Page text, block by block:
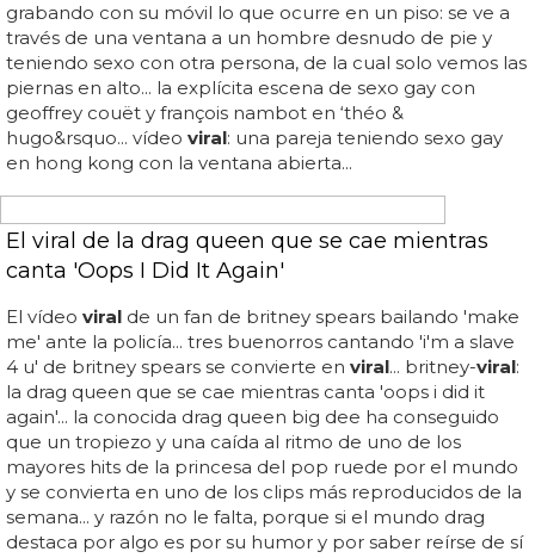
HETEROS CURIOSOS
Un hetero curioso denuncia a un gimnasio
porque hay cruising gay en su sauna
un hetero curiosodenunciaa un gimnasio porque hay
cruising gay en su sauna... este hetero curioso denuncia
su gimnasio por lo que vivió con otros hombres en la
podemos entender que se sienta incómodo y que quiera
irse... el vapor desaparece y veo a un caballero, sentado
muy cerca, con su toalla abierta, sus piernas abiertas y
mirándome... la curiosidad mató al gato y asustó al
hetero... vaya, qué sorpresa, hay hombres que se tocan y
hacen cositas en una sauna a determinada hora en el
gimnasio... el hombre a su lado le está frotando la parte
interior del muslo... pero lo cuenta con demasiados
detalles para...